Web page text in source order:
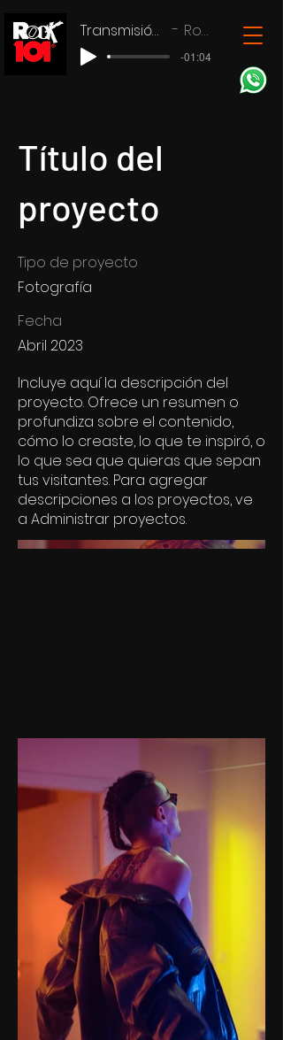
Transmisión en vivo Rock 101
-01:04
Título del
proyecto
Tipo de proyecto
Fotografía
Fecha
Abril 2023
Incluye aquí la descripción del
proyecto. Ofrece un resumen o
profundiza sobre el contenido,
cómo lo creaste, lo que te inspiró, o
lo que sea que quieras que sepan
tus visitantes. Para agregar
descripciones a los proyectos, ve
a Administrar proyectos.